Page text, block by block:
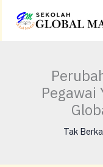
Pegawai
Tak